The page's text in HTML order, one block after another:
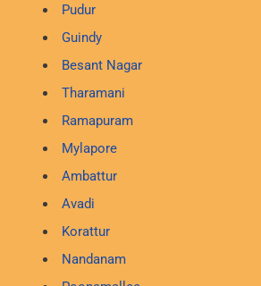
Pudur
Guindy
Besant Nagar
Tharamani
Ramapuram
Mylapore
Ambattur
Avadi
Korattur
Nandanam